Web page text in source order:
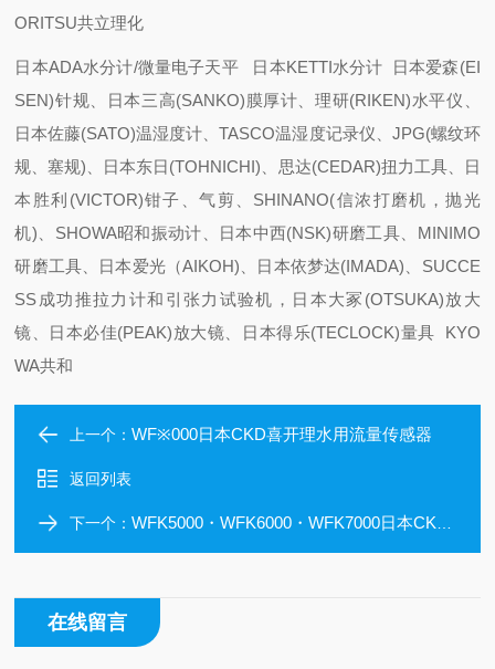
ORITSU共立理化
日本ADA水分计/微量电子天平 日本KETTI水分计 日本爱森(EI
SEN)针规、日本三高(SANKO)膜厚计、理研(RIKEN)水平仪、
日本佐藤(SATO)温湿度计、TASCO温湿度记录仪、JPG(螺纹环
规、塞规)、日本东日(TOHNICHI)、思达(CEDAR)扭力工具、日
本胜利(VICTOR)钳子、气剪、SHINANO(信浓打磨机，抛光
机)、SHOWA昭和振动计、日本中西(NSK)研磨工具、MINIMO
研磨工具、日本爱光（AIKOH)、日本依梦达(IMADA)、SUCCE
SS成功推拉力计和引张力试验机，日本大冢(OTSUKA)放大
镜、日本必佳(PEAK)放大镜、日本得乐(TECLOCK)量具 KYO
WA共和
上一个：WF※000日本CKD喜开理水用流量传感器
返回列表
下一个：WFK5000・WFK6000・WFK7000日本CKD喜开理卡曼涡街式水用流量传感器
在线留言